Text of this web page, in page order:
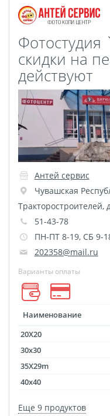
Фотосветильники
Оживающие
фотографии
Оживающая футболка
Оживающий магнит
Оживающий холст
Оживающая кружка
Оживающий брелок
Оживающая подушка
Оживающая детская
метрика
Оживающая открытка
Оживающий
фотоколлаж
Оживающий
бессмертный полк
онлайн
скидки на
действуют
Антей сервис
Чувашская
Тракторостроителей,
51-43-78
ПН-ПТ 8-19, СБ 9-
202358@mail.ru
Варианты оплаты
Наименование
20X20
30x30
35X29m
40x40
Еще 9 продуктов